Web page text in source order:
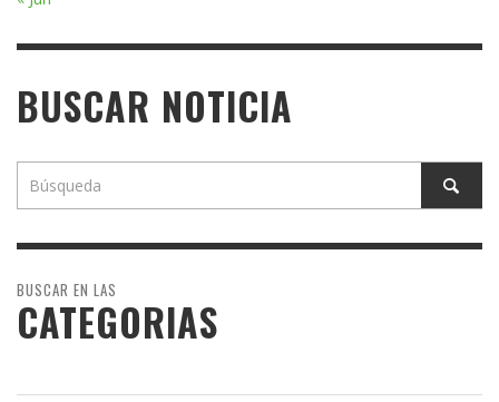
BUSCAR NOTICIA
BUSCAR EN LAS
CATEGORIAS